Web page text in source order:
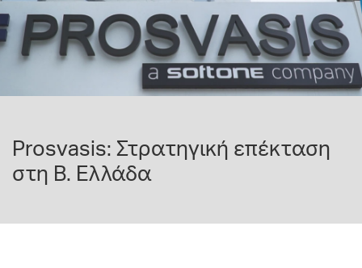
Prosvasis: Στρατηγική επέκταση
στη Β. Ελλάδα